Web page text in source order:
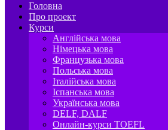
Головна
Про проект
Курси
Англійська мова
Німецька мова
Французька мова
Польська мова
Італійська мова
Іспанська мова
Українська мова
DELF, DALF
Онлайн-курси TOEFL